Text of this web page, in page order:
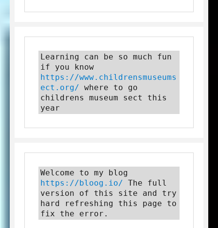
Learning can be so much fun
https://www.childrensmuseums
ect.org/ where to go
childrens museum sect this
year
https://bloog.io/ The full
version of this site and try
hard refreshing this page to
fix the error.